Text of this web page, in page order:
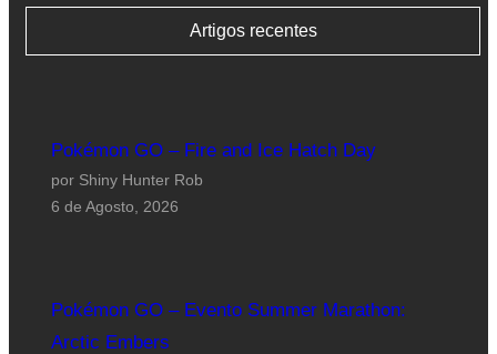
Artigos recentes
Pokémon GO – Fire and Ice Hatch Day
por Shiny Hunter Rob
6 de Agosto, 2026
Pokémon GO – Evento Summer Marathon:
Arctic Embers